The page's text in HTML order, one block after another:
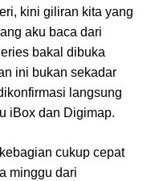
kini giliran kita yang
aku baca dari
bakal dibuka
ini bukan sekadar
langsung
iBox dan Digimap.
cukup cepat
minggu dari